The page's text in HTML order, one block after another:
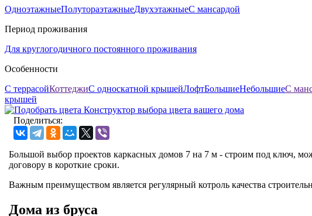
ОдноэтажныеПолутораэтажныеДвухэтажныеС мансардой
Период проживания
Для круглогодичного постоянного проживания
Особенности
С террасойКоттеджиС односкатной крышейЛофтБольшиеНебольшиеС
крышей
Конструктор выбора цвета вашего дома
Поделиться:
Большой выбор проектов каркасных домов 7 на 7 м - строим под ключ,
договору в короткие сроки.
Важным преимуществом является регулярный котроль качества
Дома из бруса